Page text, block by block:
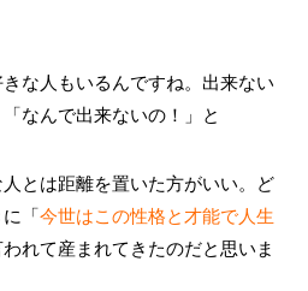
な人もいるんですね。出来ない
なんで出来ないの！」と
とは距離を置いた方がいい。ど
「 今世はこの性格と才能で人生
われて産まれてきたのだと思いま